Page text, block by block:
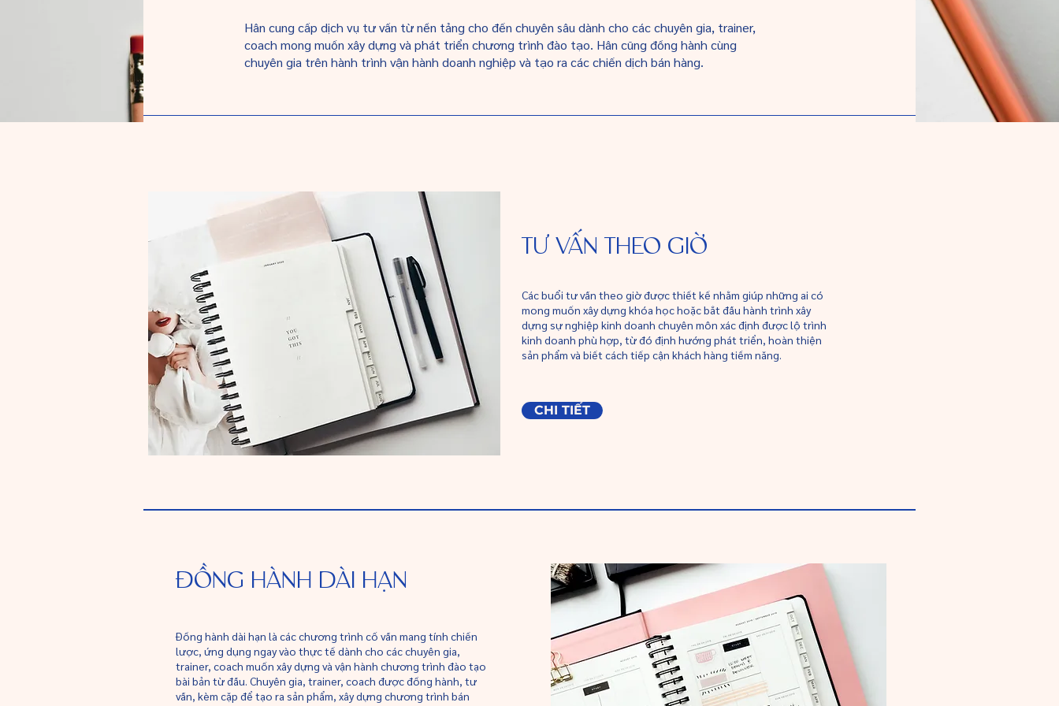
Hân cung cấp dịch vụ tư vấn từ nền tảng cho đến chuyên sâu dành cho các chuyên gia, trainer,
coach mong muốn xây dựng và phát triển chương trình đào tạo. Hân cũng đồng hành cùng
chuyên gia trên hành trình vận hành doanh nghiệp và tạo ra các chiến dịch bán hàng.
TƯ VẤN THEO GIỜ
Các buổi tư vấn theo giờ được thiết kế nhằm giúp những ai có
mong muốn xây dựng khóa học hoặc bắt đầu hành trình xây
dựng sự nghiệp kinh doanh chuyên môn xác định được lộ trình
kinh doanh phù hợp, từ đó định hướng phát triển, hoàn thiện
sản phẩm và biết cách tiếp cận khách hàng tiềm năng.
CHI TIẾT
ĐỒNG HÀNH DÀI HẠN
Đồng hành dài hạn là các chương trình cố vấn mang tính chiến
lược, ứng dụng ngay vào thực tế dành cho các chuyên gia,
trainer, coach muốn xây dựng và vận hành chương trình đào tạo
bài bản từ đầu. Chuyên gia, trainer, coach được đồng hành, tư
vấn, kèm cặp để tạo ra sản phẩm, xây dựng chương trình bán